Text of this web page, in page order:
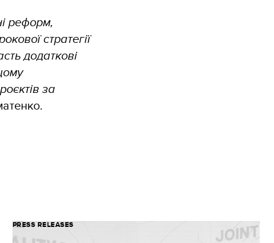
реформ,
стратегії
додаткові
за
PRESS RELEASES